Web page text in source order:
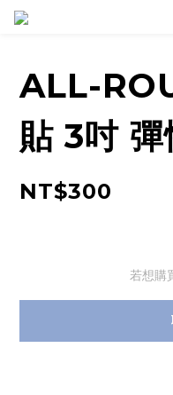
ALL-
貼 3吋
NT$300
若想購